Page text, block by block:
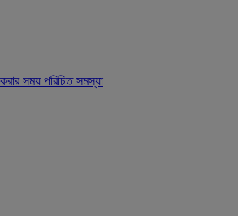
সময় পরিচিত সমস্যা